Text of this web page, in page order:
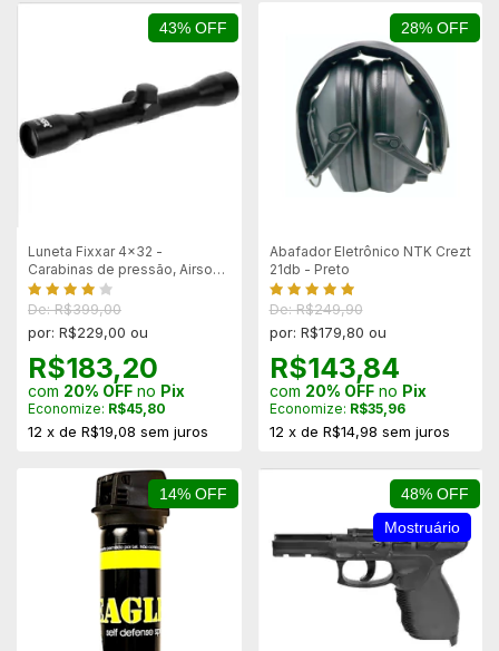
43% OFF
Luneta Fixxar 4x32 -
Carabinas de pressão, Airsoft
e .22/sem suporte
De: R$399,00
por: R$229,00 ou
R$183,20
com 20% OFF no Pix
Economize: R$45,80
12 x de R$19,08 sem juros
28% OFF
Abafador Eletrônico NTK Crezt
21db - Preto
De: R$249,90
por: R$179,80 ou
R$143,84
com 20% OFFno Pix
Economize: R$35,96
12 x de R$14,98 sem juros
14% OFF
48% OFF
Mostruário